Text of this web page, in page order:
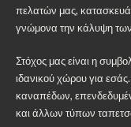
πελατών μας,
γνώμονα την κάλυψη
Στόχος μας είναι η
ιδανικού χώρου για
καναπέδων,
και άλλων τύπων